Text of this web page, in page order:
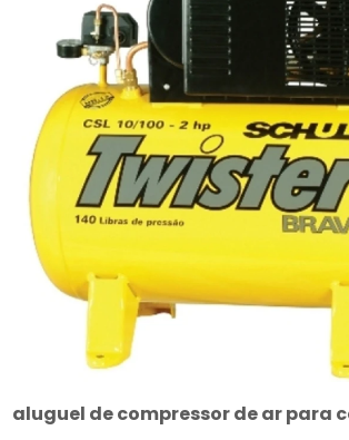
aluguel de compressor de ar para